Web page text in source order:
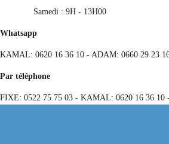
Samedi : 9H - 13H00
Whatsapp
KAMAL: 0620 16 36 10 - ADAM: 0660 29 23
Par téléphone
FIXE: 0522 75 75 03 - KAMAL: 0620 16 36